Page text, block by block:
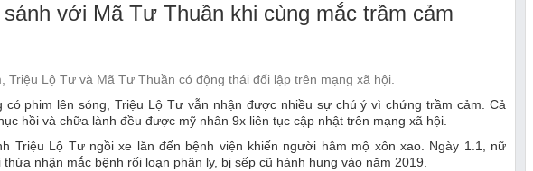
với Mã Tư Thuần khi cùng mắc trầm cảm
Triệu Lộ Tư và Mã Tư Thuần có động thái đối lập trên mạng xã hội.
có phim lên sóng, Triệu Lộ Tư vẫn nhận được nhiều sự chú ý vì chứng trầm cảm. Cả
hồi và chữa lành đều được mỹ nhân 9x liên tục cập nhật trên mạng xã hội.
Triệu Lộ Tư ngồi xe lăn đến bệnh viện khiến người hâm mộ xôn xao. Ngày 1.1, nữ
nhận mắc bệnh rối loạn phân ly, bị sếp cũ hành hung vào năm 2019.